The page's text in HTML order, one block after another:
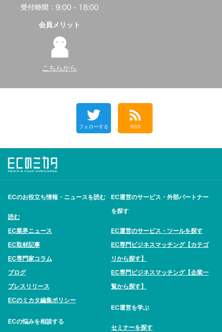
会員メリット
こちらから
フォローする RSS
ECのお役立ち情報・ニュースを読む
読む
EC業界ニュース
EC取材記事
EC専門家コラム
ブログ
プレスリリース
ECのミカタ編集ポリシー
ECの悩みを相談する
EC運営のサービス・外部パートナー
を探す
EC運営のサービス・ツールを探す
EC専門ビジネスマッチング【カテゴ
リから探す】
EC専門ビジネスマッチング【企業一
覧から探す】
EC運営を学ぶ
セミナーを探す